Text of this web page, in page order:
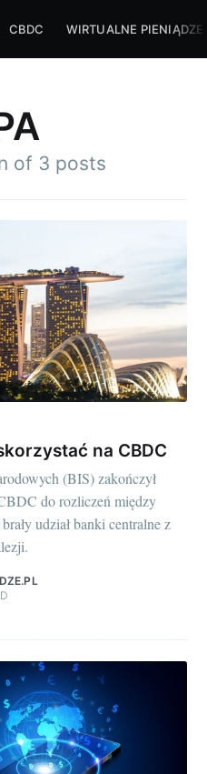
CBDC WIRTUALNE PIENIĄDZE
of 3 posts
na CBDC
(BIS) zakończył
do rozliczeń między
udział banki centralne z